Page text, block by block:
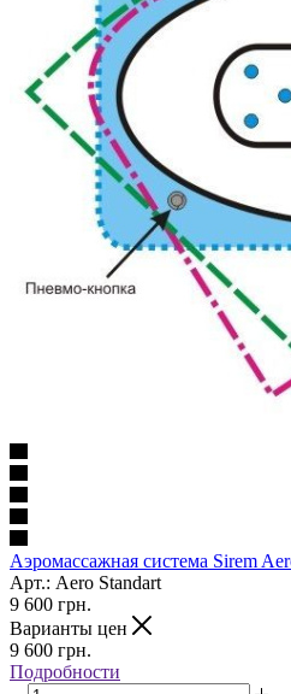
Аэромассажная система Sirem
Арт.: Aero Standart
9 600 грн.
Варианты цен
9 600 грн.
Подробности